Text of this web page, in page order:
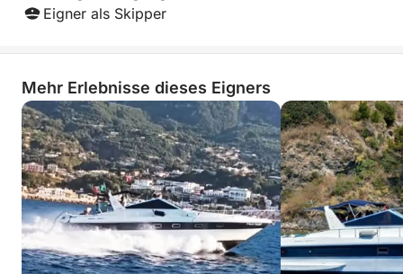
Eigner als Skipper
Mehr Erlebnisse dieses Eigners